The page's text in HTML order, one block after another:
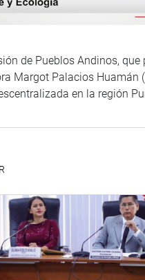
de Pueblos Andinos, que
Margot Palacios Huamán
en la región